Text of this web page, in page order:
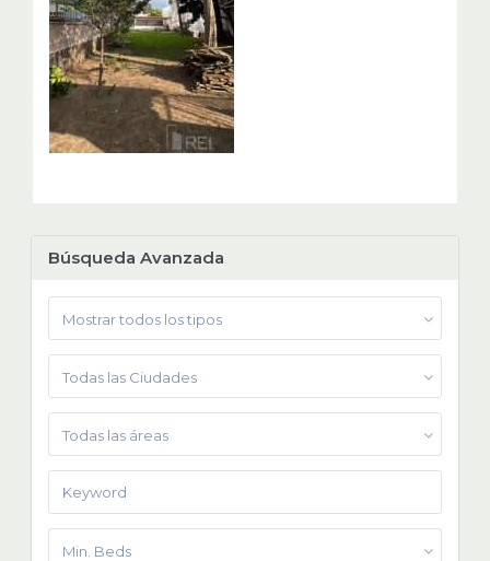
Búsqueda Avanzada
Mostrar todos los tipos
Todas las Ciudades
Todas las áreas
Min. Beds